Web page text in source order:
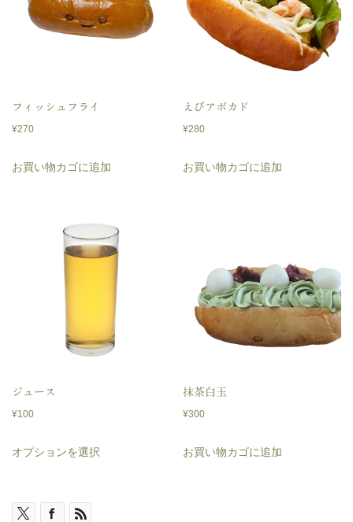
フィッシュフライ
¥270
お買い物カゴに追加
えびアボカド
¥280
お買い物カゴに追加
ジュース
¥100
オプションを選択
抹茶白玉
¥300
お買い物カゴに追加